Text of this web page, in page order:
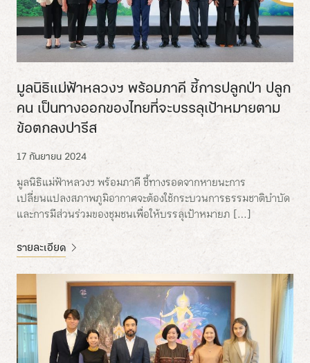
มูลนิธิแม่ฟ้าหลวงฯ พร้อมภาคี ชี้การปลูกป่า ปลูก
คน เป็นทางออกของไทยที่จะบรรลุเป้าหมายตาม
ข้อตกลงปารีส
17 กันยายน 2024
มูลนิธิแม่ฟ้าหลวงฯ พร้อมภาคี ชี้ทางรอดจากหายนะการ
เปลี่ยนแปลงสภาพภูมิอากาศจะต้องใช้กระบวนการธรรมชาติบำบัด
และการมีส่วนร่วมของชุมชนเพื่อให้บรรลุเป้าหมายภ […]
รายละเอียด